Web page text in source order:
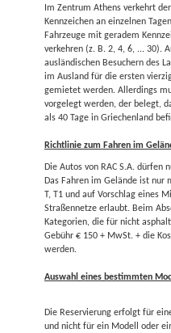
Im Zentrum Athens verkehrt
Kennzeichen an einzelnen
Fahrzeuge mit geradem
verkehren (z. B. 2, 4, 6, ... 30).
ausländischen Besuchern des
im Ausland für die ersten
gemietet werden. Allerdings
vorgelegt werden, der belegt,
als 40 Tage in Griechenland
Richtlinie zum Fahren im
Die Autos von RAC S.A.
Das Fahren im Gelände ist nur
T, T1 und auf Vorschlag eines
Straßennetze erlaubt. Beim
Kategorien, die für nicht
Gebühr € 150 + MwSt. + die
werden.
Auswahl eines bestimmten
Die Reservierung erfolgt für
und nicht für ein Modell oder